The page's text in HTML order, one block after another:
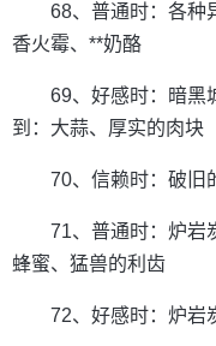
68、普通时：各种
香火霉、**奶酪
69、好感时：暗黑
到：大蒜、厚实的肉块
70、信赖时：破旧
71、普通时：炉岩
蜂蜜、猛兽的利齿
72、好感时：炉岩